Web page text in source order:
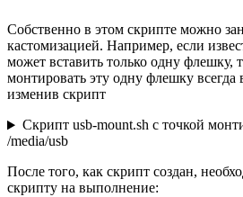
Собственно в этом скрипте можно
кастомизацией. Например, если
может вставить только одну
монтировать эту одну флешку всегда
изменив скрипт
Скрипт usb-mount.sh с точкой
/media/usb
После того, как скрипт создан,
скрипту на выполнение: